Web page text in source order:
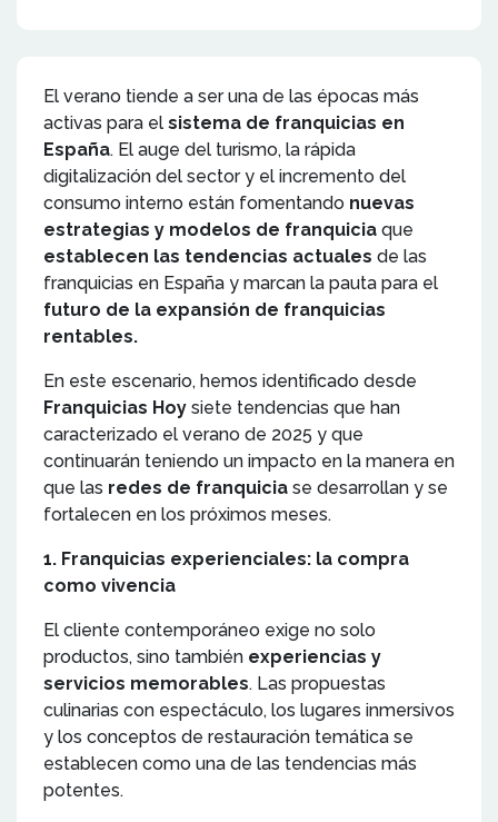
El verano tiende a ser una de las épocas más
activas para el sistema de franquicias en
España. El auge del turismo, la rápida
digitalización del sector y el incremento del
consumo interno están fomentando nuevas
estrategias y modelos de franquicia que
establecen las tendencias actuales de las
franquicias en España y marcan la pauta para el
futuro de la expansión de franquicias
rentables.
En este escenario, hemos identificado desde
Franquicias Hoy siete tendencias que han
caracterizado el verano de 2025 y que
continuarán teniendo un impacto en la manera en
que las redes de franquicia se desarrollan y se
fortalecen en los próximos meses.
1. Franquicias experienciales: la compra
como vivencia
El cliente contemporáneo exige no solo
productos, sino también experiencias y
servicios memorables. Las propuestas
culinarias con espectáculo, los lugares inmersivos
y los conceptos de restauración temática se
establecen como una de las tendencias más
potentes.